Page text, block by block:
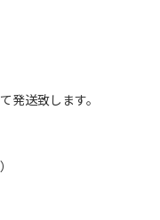
発送致します。